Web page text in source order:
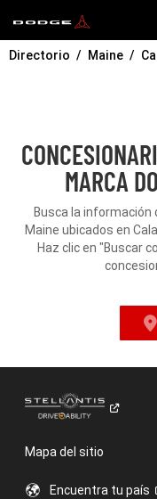
Directorio Maine
MARCA
Busca la
Maine ubicados en
Haz clic en "Buscar
Mapa del sitio
Encuentra tu país